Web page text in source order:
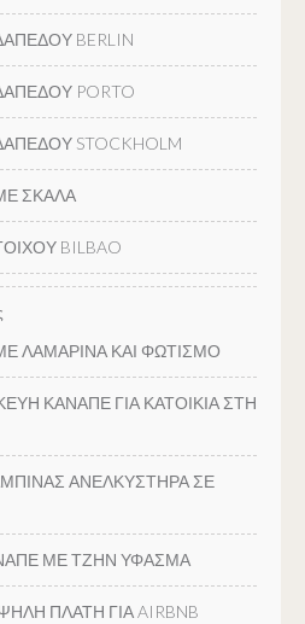
BERLIN
PORTO
STOCKHOLM
ΣΚΑΛΑ
BILBAO
ΛΑΜΑΡΙΝΑ ΚΑΙ ΦΩΤΙΣΜΟ
ΚΑΝΑΠΕ ΓΙΑ ΚΑΤΟΙΚΙΑ ΣΤΗ
ΑΝΕΛΚΥΣΤΗΡΑ ΣΕ
ΜΕ ΤΖΗΝ ΥΦΑΣΜΑ
ΠΛΑΤΗ ΓΙΑ AIRBNB